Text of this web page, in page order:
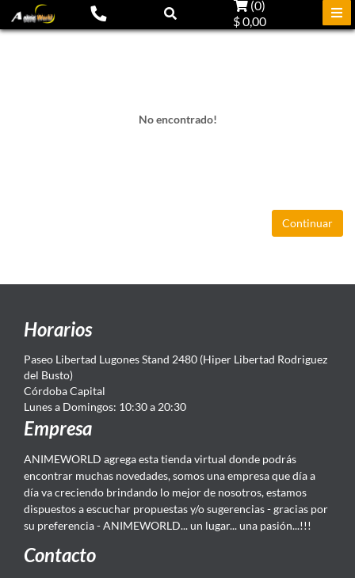
(0)
$ 0,00
No encontrado!
Continuar
Horarios
Paseo Libertad Lugones Stand 2480 (Hiper Libertad Rodriguez
del Busto)
Córdoba Capital
Lunes a Domingos: 10:30 a 20:30
Empresa
ANIMEWORLD agrega esta tienda virtual donde podrás
encontrar muchas novedades, somos una empresa que día a
día va creciendo brindando lo mejor de nosotros, estamos
dispuestos a escuchar propuestas y/o sugerencias - gracias por
su preferencia - ANIMEWORLD... un lugar... una pasión...!!!
Contacto